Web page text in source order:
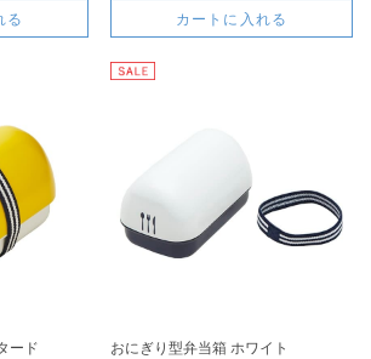
る カートに入れる
ード おにぎり型弁当箱 ホワイト